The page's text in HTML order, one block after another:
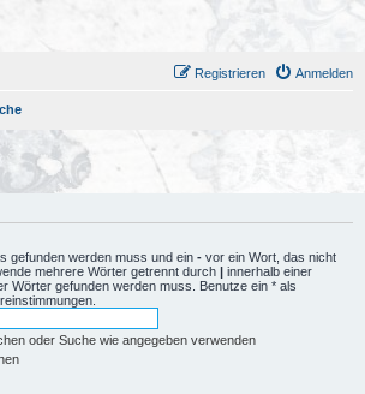
Anmelden
Registrieren
gefunden werden muss und ein - vor ein Wort, das nicht
mehrere Wörter getrennt durch | innerhalb einer
Wörter gefunden werden muss. Benutze ein * als
oder Suche wie angegeben verwenden